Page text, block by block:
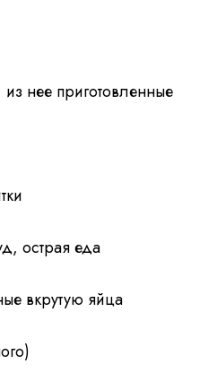
из нее приготовленные
острая еда
вкрутую яйца